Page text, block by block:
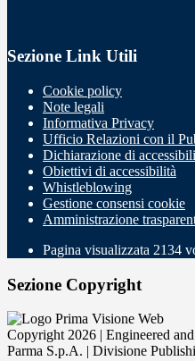
Sezione Link Utili
Cookie policy
Note legali
Informativa Privacy
Ufficio Relazioni con il
Dichiarazione di
Obiettivi di accessibilità
Whistleblowing
Gestione consensi cookie
Amministrazione
Pagina visualizzata 2134
Sezione Copyright
Copyright 2026 | Engineered
Parma S.p.A. | Divisione